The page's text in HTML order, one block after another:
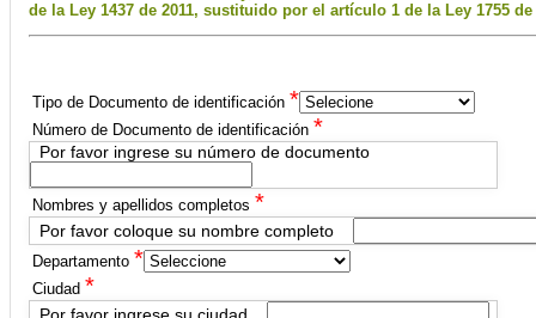
de la Ley 1437 de 2011, sustituido por el artículo 1 de la Ley 1755 de
Tipo de Documento de identificación *
Número de Documento de identificación *
Por favor ingrese su número de documento
Nombres y apellidos completos *
Por favor coloque su nombre completo
Departamento *
Ciudad *
Por favor ingrese su ciudad